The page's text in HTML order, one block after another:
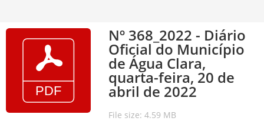
Nº 368_2022 - Diário
Oficial do Município
de Água Clara,
quarta-feira, 20 de
abril de 2022
File size: 4.59 MB